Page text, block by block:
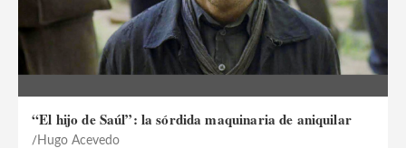
“El hijo de Saúl”: la sórdida maquinaria de aniquilar
Hugo Acevedo